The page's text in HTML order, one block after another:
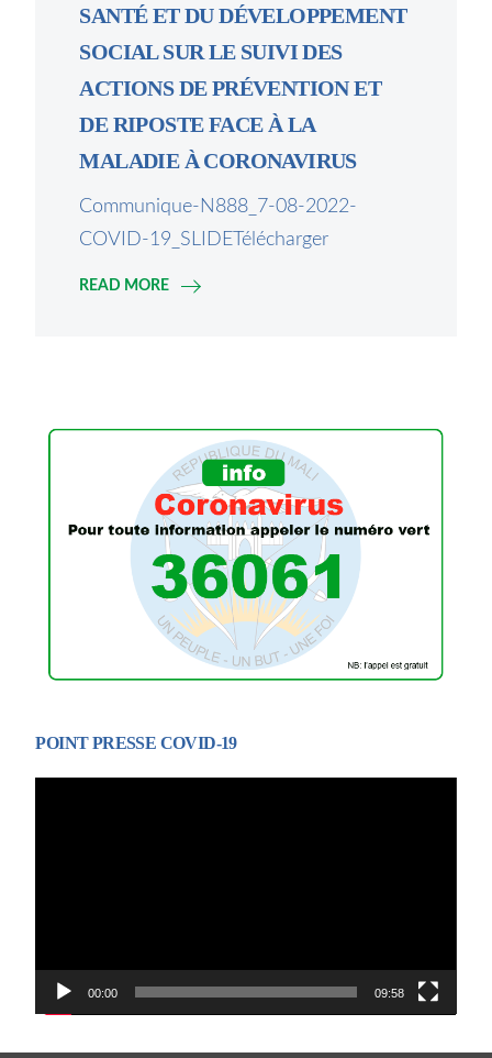
SANTÉ ET DU DÉVELOPPEMENT
SOCIAL SUR LE SUIVI DES
ACTIONS DE PRÉVENTION ET
DE RIPOSTE FACE À LA
MALADIE À CORONAVIRUS
Communique-N888_7-08-2022-
COVID-19_SLIDETélécharger
READ MORE
POINT PRESSE COVID-19
00:00 09:58